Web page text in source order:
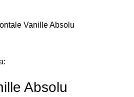
Vanille Absolu
Absolu